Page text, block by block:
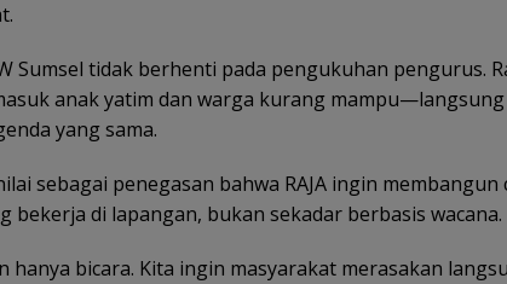
Sumsel tidak berhenti pada pengukuhan pengurus.
anak yatim dan warga kurang
yang sama.
sebagai penegasan bahwa RAJA ingin membangun
bekerja di lapangan, bukan sekadar berbasis wacana.
hanya bicara. Kita ingin masyarakat merasakan